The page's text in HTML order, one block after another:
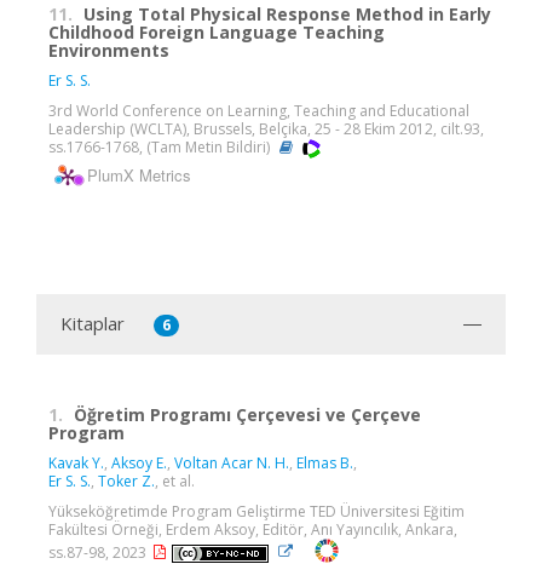
11. Using Total Physical Response Method in Early
Childhood Foreign Language Teaching
Environments
Er S. S.
3rd World Conference on Learning, Teaching and Educational
Leadership (WCLTA), Brussels, Belçika, 25 - 28 Ekim 2012, cilt.93,
ss.1766-1768, (Tam Metin Bildiri)
PlumX Metrics
Kitaplar 6
1. Öğretim Programı Çerçevesi ve Çerçeve
Program
Kavak Y., Aksoy E., Voltan Acar N. H., Elmas B.,
Er S. S., Toker Z., et al.
Yükseköğretimde Program Geliştirme TED Üniversitesi Eğitim
Fakültesi Örneği, Erdem Aksoy, Editör, Anı Yayıncılık, Ankara,
ss.87-98, 2023